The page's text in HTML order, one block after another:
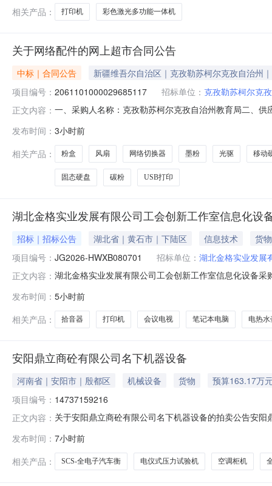
相关产品： 打印机 彩色激光多功能一体机
关于网络配件的网上超市合同公告
中标｜合同公告
新疆维吾尔自治区｜克孜勒苏柯尔克孜自治州
项目编号： 2061101000029685117 招标单位： 克孜勒苏柯尔克
正文内容： 一、采购人名称：克孜勒苏柯尔克孜自治州教育局二、
普M452DW/DN/NW,M477FDW/DN/NW红色硒鼓2300
发布时间： 3小时前
相关产品：
粉盒 风扇 网络切换器 墨粉 光驱 移动
固态硬盘 碳粉 USB打印
湖北金格实业发展有限公司工会创新工作室信息化设
招标｜招标公告 湖北省｜黄石市｜下陆区 信息技术
货物
项目编号： JG2026-HWXB080701 招标单位： 湖北金格实业发展
正文内容： 湖北金格实业发展有限公司工会创新工作室信息化设备
发布时间： 5小时前
相关产品：
拾音器 打印机 会议电视 笔记本电脑 电热水
安阳鼎立商砼有限公司名下机器设备
河南省｜安阳市｜殷都区 机械设备 货物
预算163.17万
项目编号： 14737159216
正文内容： 关于安阳鼎立商砼有限公司名下机器设备的拍卖公告安
绍标的物名称：安阳鼎立商砼有限公司名下机器设备起
发布时间： 7小时前
相关产品：
SCS-全电子汽车衡 电仪式压力试验机 空调柜机